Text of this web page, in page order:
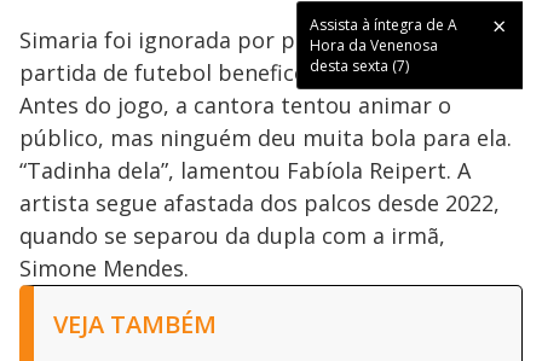
Assista à íntegra de A
Hora da Venenosa
desta sexta (7)
Simaria foi ignorada por público durante
partida de futebol beneficente em Brasília (DF).
Antes do jogo, a cantora tentou animar o
público, mas ninguém deu muita bola para ela.
“Tadinha dela”, lamentou Fabíola Reipert. A
artista segue afastada dos palcos desde 2022,
quando se separou da dupla com a irmã,
Simone Mendes.
VEJA TAMBÉM